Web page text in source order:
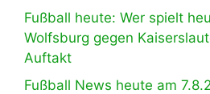
Fußball heute: Wer spielt
Wolfsburg gegen
Auftakt
Fußball News heute am